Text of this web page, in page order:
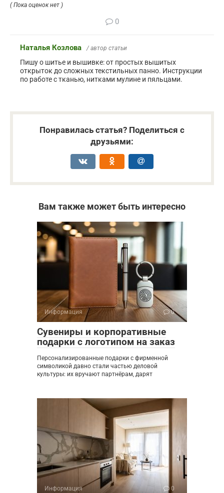
( Пока оценок нет )
0
Наталья Козлова / автор статьи
Пишу о шитье и вышивке: от простых вышитых
открыток до сложных текстильных панно. Инструкции
по работе с тканью, нитками мулине и пяльцами.
Понравилась статья? Поделиться с
друзьями:
Вам также может быть интересно
Информация 0
Сувениры и корпоративные
подарки с логотипом на заказ
Персонализированные подарки с фирменной
символикой давно стали частью деловой
культуры: их вручают партнёрам, дарят
Информация 0